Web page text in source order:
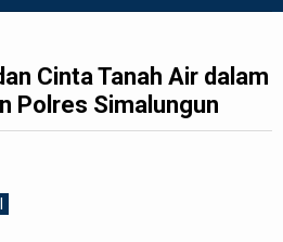
Pemprov Sumut Berjalan
Cinta Tanah Air dalam
Polres Simalungun